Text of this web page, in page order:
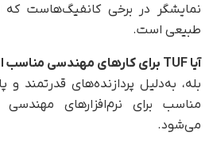
نمایشگر در برخی کانفیگ‌هاست که
طبیعی است.
آیا TUF برای کارهای مهندسی مناسب است؟
مناسب برای نرم‌افزارهای
می‌شود.